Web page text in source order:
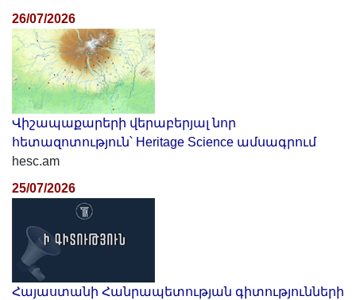
26/07/2026
Վիշապաքարերի վերաբերյալ նոր
հետազոտություն՝ Heritage Science ամսագրում
hesc.am
25/07/2026
Հայաստանի Հանրապետության գիտությունների